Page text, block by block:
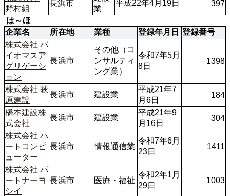
野村組
長浜市
業
平成22年4月19日
397
は～ほ
企業名
所在地 業種 登録年月日 登録番号
株式会社 バ
イオマスア
グリゲーシ
ョン
長浜市
その他（コ
ンサルティ
ング業）
令和7年5月
8日
1398
株式会社 萩
原建設
長浜市 建設業
平成21年7
月6日
184
橋本建設株
式会社
長浜市 建設業
平成21年9
月16日
304
株式会社 ハ
ートコンピ
ューター
長浜市 情報通信業
令和7年6月
23日
1411
株式会社 パ
ートナーヨ
シイ
長浜市 医療・福祉
令和2年1月
29日
1003